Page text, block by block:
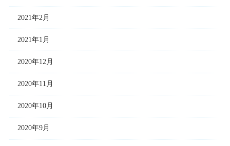
2021年2月
2021年1月
2020年12月
2020年11月
2020年10月
2020年9月